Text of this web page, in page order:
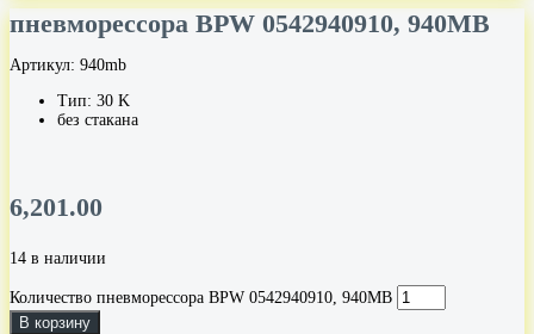
пневморессора BPW 0542940910, 940MB
Артикул: 940mb
Тип: 30 K
без стакана
6,201.00
14 в наличии
Количество пневморессора BPW 0542940910, 940MB
В корзину